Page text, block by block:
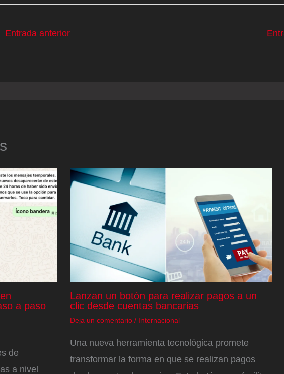
Entrada anterior
a paso
de
a nivel
Lanzan un botón para realizar pagos a un
clic desde cuentas bancarias
Deja un comentario / Internacional
Una nueva herramienta tecnológica promete
transformar la forma en que se realizan pagos